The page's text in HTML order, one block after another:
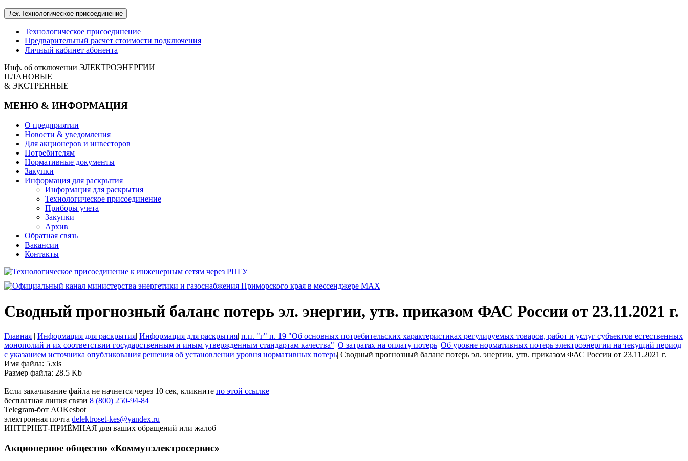
Тех.Технологическое присоединение
Технологическое присоединение
Предварительный расчет стоимости подключения
Личный кабинет абонента
Инф. об отключении ЭЛЕКТРОЭНЕРГИИ
ПЛАНОВЫЕ
& ЭКСТРЕННЫЕ
МЕНЮ & ИНФОРМАЦИЯ
О предприятии
Новости & уведомления
Для акционеров и инвесторов
Потребителям
Нормативные документы
Закупки
Информация для раскрытия
Информация для раскрытия
Технологическое присоединение
Приборы учета
Закупки
Архив
Обратная связь
Вакансии
Контакты
Сводный прогнозный баланс потерь эл. энергии, утв. приказом ФАС России от 23.11.2021 г.
Главная | Информация для раскрытия| Информация для раскрытия| п.п. "г" п. 19 "Об основных потребительских характеристиках регулируемых товаров, работ и услуг субъектов естественных
монополий и их соответствии государственным и иным утвержденным стандартам качества"| О затратах на оплату потерь| Об уровне нормативных потерь электроэнергии на текущий период
с указанием источника опубликования решения об установлении уровня нормативных потерь| Сводный прогнозный баланс потерь эл. энергии, утв. приказом ФАС России от 23.11.2021 г.
Имя файла: 5.xls
Размер файла: 28.5 Kb
Если закачивание файла не начнется через 10 сек, кликните по этой ссылке
бесплатная линия связи 8 (800) 250-94-84
Telegram-бот AOKesbot
электронная почта delektroset-kes@yandex.ru
ИНТЕРНЕТ-ПРИЁМНАЯ для ваших обращений или жалоб
Акционерное общество «Коммунэлектросервис»